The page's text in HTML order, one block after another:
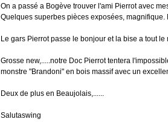
On a passé a Bogève trouver l'ami Pierrot avec
Quelques superbes pièces exposées,
Le gars Pierrot passe le bonjour et la bise a tout le
Grosse new,.....notre Doc Pierrot tentera
monstre "Brandoni" en bois massif avec un
Deux de plus en Beaujolais,......
Salutaswing